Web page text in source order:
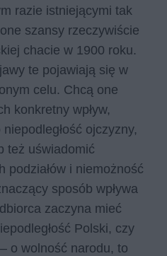
razie istniejącymi tak
szansy rzeczywiście
chacie w 1900 roku.
te pojawiają się w
celu. Chcą one
konkretny wpływ,
ojczyzny,
też uświadomić
podziałów i niemożność
sposób wpływa
zaczyna mieć
Polski, czy
o wolność narodu, to